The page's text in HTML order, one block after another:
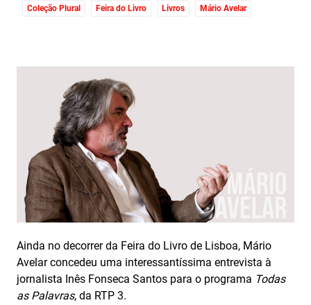
Coleção Plural Feira do Livro Livros Mário Avelar
Ainda no decorrer da Feira do Livro de Lisboa, Mário
Avelar concedeu uma interessantíssima entrevista à
jornalista Inês Fonseca Santos para o programa Todas
as Palavras, da RTP 3.